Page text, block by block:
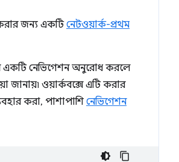
জন্য একটিনেটওয়ার্ক-প্রথম
একটি নেভিগেশন অনুরোধ করলে
জানায়৷ ওয়ার্কবক্সে এটি করার
করা, পাশাপাশি নেভিগেশন